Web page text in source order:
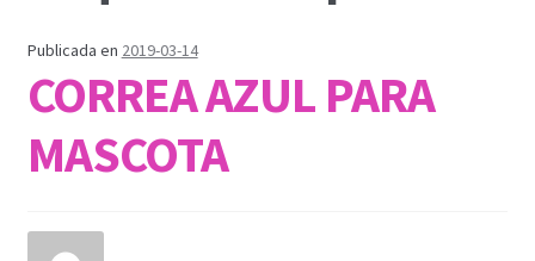
CORREA FUJI
CORREA IGUAZÚ
CORREA REFLEX
ROPA KLÓ
Publicada en 2019-03-14
CORREA AZUL PARA
MASCOTA